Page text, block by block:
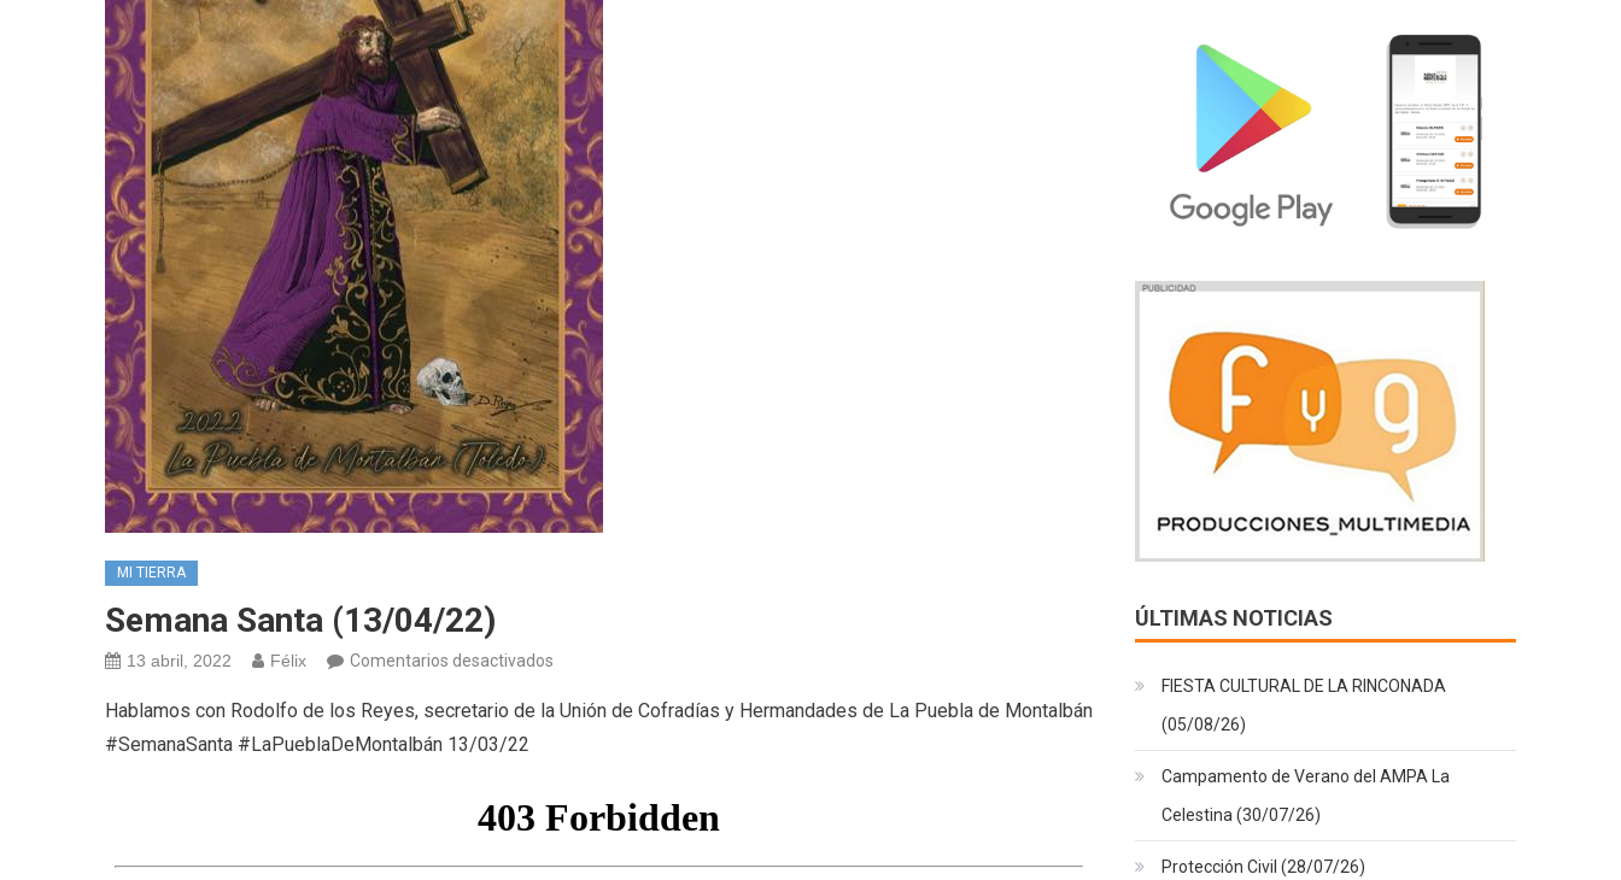
MI TIERRA
Semana Santa (13/04/22)
13 abril, 2022 Félix Comentarios desactivados
Santa
Hablamos con Rodolfo de los Reyes, secretario de la Unión de Cofradías y Hermandades de La Puebla de Montalbán
#SemanaSanta #LaPueblaDeMontalbán 13/03/22
ÚLTIMAS NOTICIAS
FIESTA CULTURAL DE LA RINCONADA
(05/08/26)
Campamento de Verano del AMPA La
Celestina (30/07/26)
Protección Civil (28/07/26)